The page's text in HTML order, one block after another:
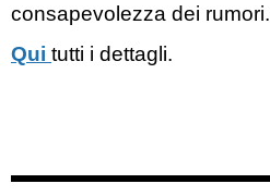
consapevolezza dei rumori.
Qui tutti i dettagli.